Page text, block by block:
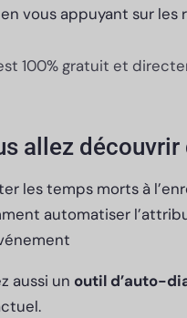
vous appuyant sur
100% gratuit et
allez
les temps morts à
automatiser
aussi un outil d’auto-